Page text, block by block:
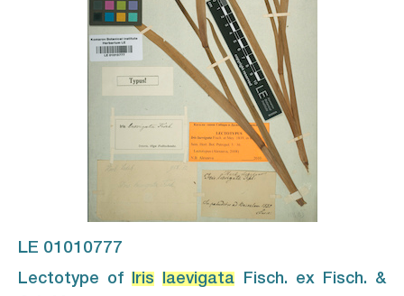
LE 01010777
Lectotype of Iris laevigata Fisch. ex Fisch. &